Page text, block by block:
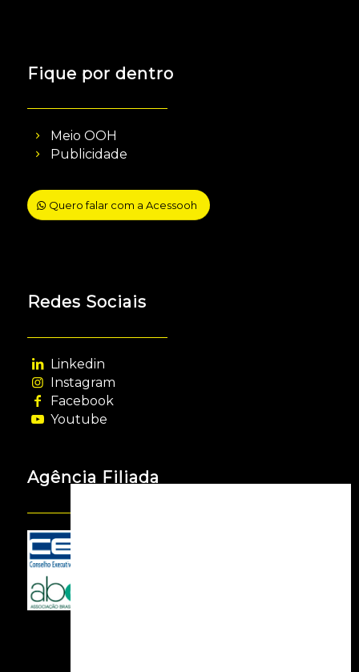
Fique por dentro
Meio OOH
Publicidade
Quero falar com a Acessooh
Redes Sociais
Linkedin
Instagram
Facebook
Youtube
Agência Filiada